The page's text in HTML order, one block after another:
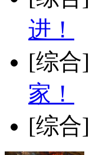
进！
[综合]
家！
[综合]